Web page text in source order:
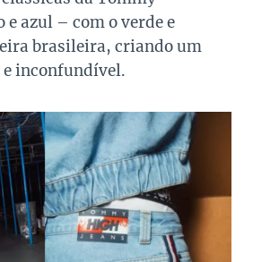
azul – com o verde e
brasileira, criando um
inconfundível.